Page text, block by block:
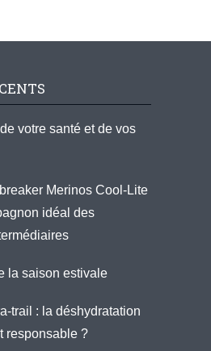
votre santé et de vos
Merinos Cool-Lite
idéal des
la saison estivale
trail : la déshydratation
responsable ?